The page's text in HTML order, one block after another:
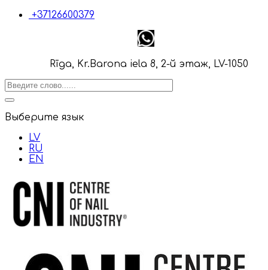
+37126600379
Rīga, Kr.Barona iela 8, 2-й этаж, LV-1050
Выберите язык
LV
RU
EN